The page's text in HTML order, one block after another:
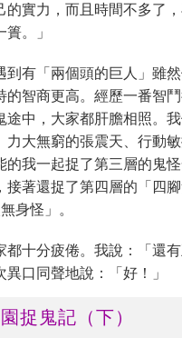
的實力，而且時間不多了，
。」
到有「兩個頭的巨人」雖
的智商更高。經歷一番智
途中，大家都肝膽相照。
力大無窮的張震天、行動
的我一起捉了第三層的鬼
接著還捉了第四層的「四
身怪」。
都十分疲倦。我說：「還
口同聲地說：「好！」
捉鬼記（下）